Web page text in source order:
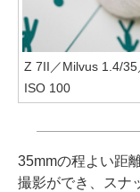
Z 7II／Milvus 1.4/
ISO 100
35mmの程よい距
撮影ができ、スナ